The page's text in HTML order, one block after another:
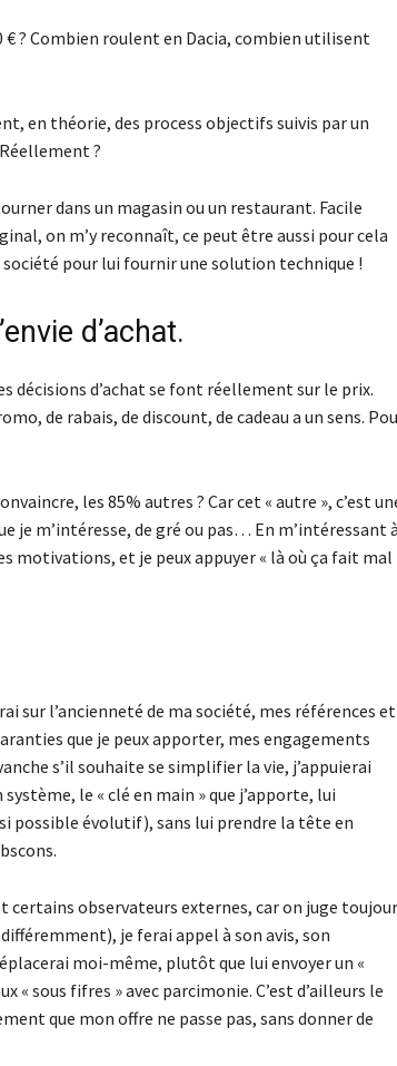
€ ? Combien roulent en Dacia, combien utilisent
en théorie, des process objectifs suivis par un
?
dans un magasin ou un restaurant. Facile
on m’y reconnaît, ce peut être aussi pour cela
société pour lui fournir une solution technique !
d’achat.
décisions d’achat se font réellement sur le prix.
de rabais, de discount, de cadeau a un sens.
les 85% autres ? Car cet « autre », c’est
je m’intéresse, de gré ou pas… En m’intéressant à
motivations, et je peux appuyer « là où ça fait mal
sur l’ancienneté de ma société, mes références et
que je peux apporter, mes engagements
s’il souhaite se simplifier la vie, j’appuierai
le « clé en main » que j’apporte, lui
possible évolutif), sans lui prendre la tête en
certains observateurs externes, car on juge
je ferai appel à son avis, son
moi-même, plutôt que lui envoyer un «
« sous fifres » avec parcimonie. C’est d’ailleurs le
que mon offre ne passe pas, sans donner de